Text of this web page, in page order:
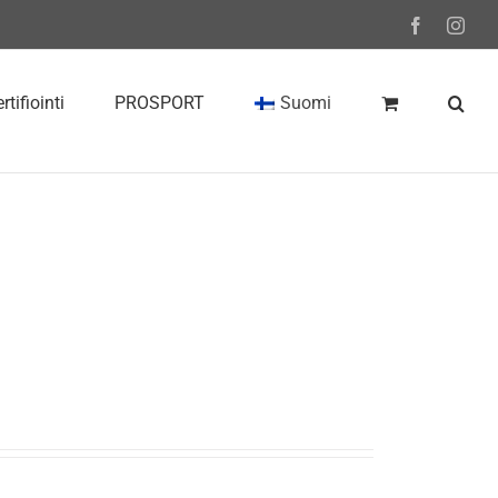
Facebook
PROSPORT Suomi